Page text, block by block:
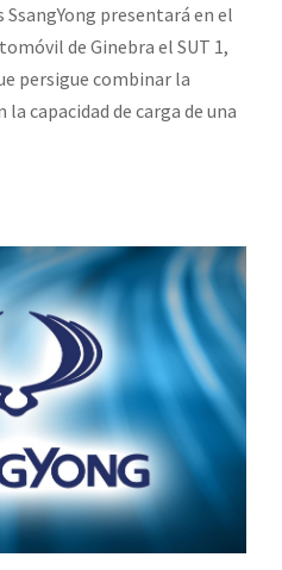
presentará en el
de Ginebra el SUT 1,
persigue combinar la
capacidad de carga de una